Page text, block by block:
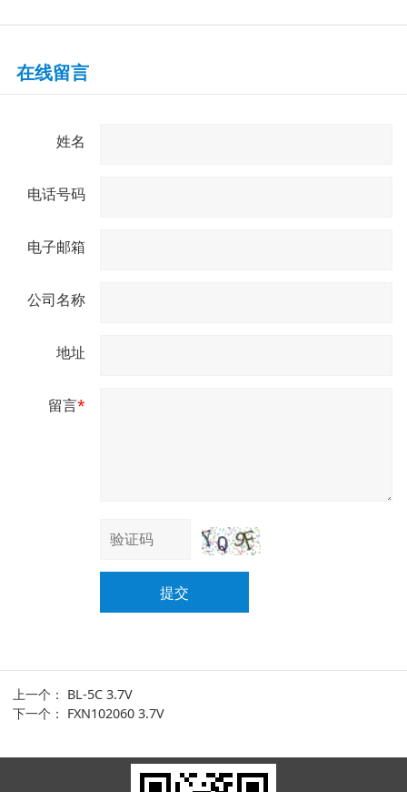
在线留言
姓名
电话号码
电子邮箱
公司名称
地址
留言*
提交
上一个： BL-5C 3.7V
下一个： FXN102060 3.7V